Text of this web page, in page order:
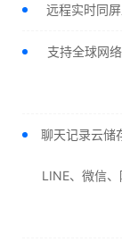
远程实时同
支持全球网
聊天记录云储
LINE、微信